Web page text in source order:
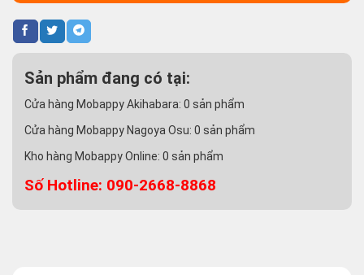
Sản phẩm đang có tại:
Cửa hàng Mobappy Akihabara: 0 sản phẩm
Cửa hàng Mobappy Nagoya Osu: 0 sản phẩm
Kho hàng Mobappy Online: 0 sản phẩm
Số Hotline: 090-2668-8868